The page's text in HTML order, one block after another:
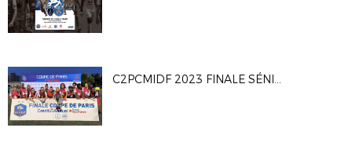
C2PCMIDF 2023 FINALE SÉNIORS F